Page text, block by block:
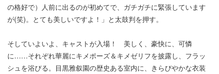
の格好で）人前に出るのが初めてで、ガチガチに緊張しています
が(笑)。とても美しいですよ！」と太鼓判を押す。
そしていよいよ、キャストが入場！ 美しく、豪快に、可憐
に……それぞれ華麗にキメポーズ＆キメゼリフを披露し、フラッ
シュを浴びる。目黒雅叙園の歴史ある室内に、きらびやかな衣装